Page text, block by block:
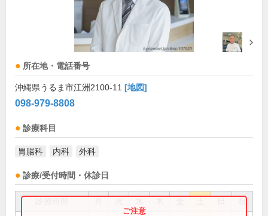
所在地・電話番号
沖縄県うるま市江洲2100-11 [地図]
098-979-8808
診療科目
胃腸科 内科 外科
診療/受付時間・休診日
祝